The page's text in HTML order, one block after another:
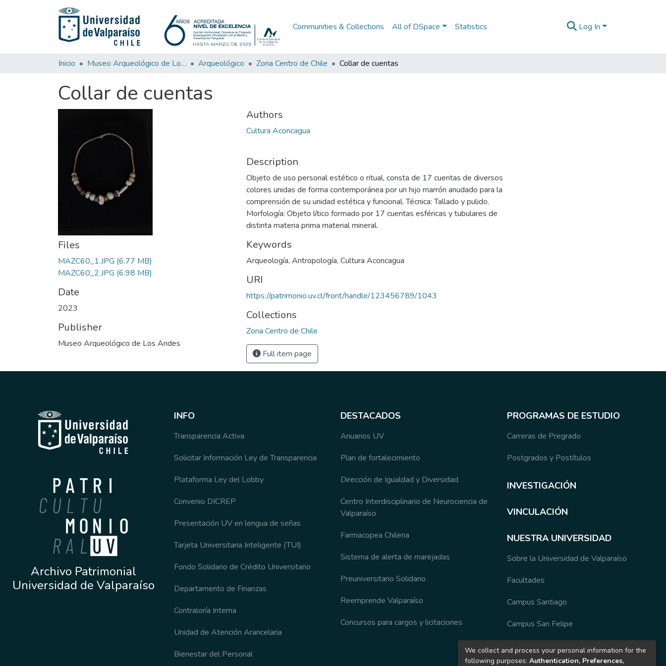
Communities & Collections All of DSpace Statistics Log In
Inicio Museo Arqueológico de Los Andes Arqueológico Zona Centro de Chile Collar de cuentas
Collar de cuentas
Files
MAZC60_1.JPG (6.77 MB)
MAZC60_2.JPG (6.98 MB)
Date
2023
Publisher
Museo Arqueológico de Los Andes
Authors
Cultura Aconcagua
Description
Objeto de uso personal estético o ritual, consta de 17 cuentas de diversos
colores unidas de forma contemporánea por un hijo marrón anudado para la
comprensión de su unidad estética y funcional. Técnica: Tallado y pulido.
Morfología: Objeto lítico formado por 17 cuentas esféricas y tubulares de
distinta materia prima material mineral.
Keywords
Arqueología, Antropología, Cultura Aconcagua
URI
https://patrimonio.uv.cl/front/handle/123456789/1043
Collections
Zona Centro de Chile
Full item page
Archivo Patrimonial
Universidad de Valparaíso
INFO
Transparencia Activa
Solicitar Información Ley de Transparencia
Plataforma Ley del Lobby
Convenio DICREP
Presentación UV en lengua de señas
Tarjeta Universitaria Inteligente (TUI)
Fondo Solidario de Crédito Universitario
Departamento de Finanzas
Contraloría Interna
Unidad de Atención Arancelaria
Bienestar del Personal
DESTACADOS
Anuarios UV
Plan de fortalecimiento
Dirección de Igualdad y Diversidad
Centro Interdisciplinario de Neurociencia de
Valparaíso
Farmacopea Chilena
Sistema de alerta de marejadas
Preuniversitario Solidario
Reemprende Valparaíso
Concursos para cargos y licitaciones
PROGRAMAS DE ESTUDIO
Carreras de Pregrado
Postgrados y Postítulos
INVESTIGACIÓN
VINCULACIÓN
NUESTRA UNIVERSIDAD
Sobre la Universidad de Valparaíso
Facultades
Campus Santiago
Campus San Felipe
Organización y Autoridades
We collect and process your personal information for the
following purposes: Authentication, Preferences,